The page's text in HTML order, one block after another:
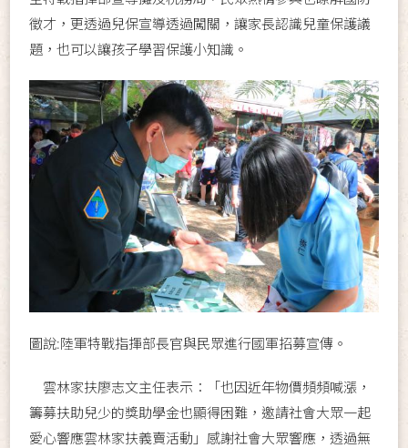
徵才，更透過兒保宣導透過闖關，讓家長認識兒童保護議
題，也可以讓孩子學習保護小知識。
圖說:陸軍特戰指揮部長官與民眾進行國軍招募宣傳。
雲林家扶廖志文主任表示：「也因近年物價頻頻喊漲，
籌募扶助兒少的獎助學金也顯得困難，邀請社會大眾一起
愛心響應雲林家扶義賣活動」感謝社會大眾響應，透過無